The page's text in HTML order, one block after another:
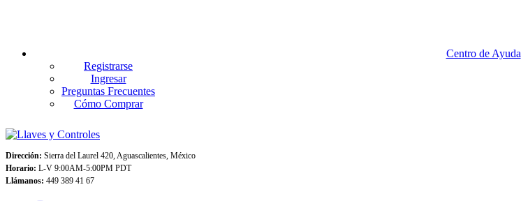
Centro de Ayuda
Registrarse
Ingresar
Preguntas Frecuentes
Cómo Comprar
Dirección: Sierra del Laurel 420, Aguascalientes, México
Horario: L-V 9:00AM-5:00PM PDT
Llámanos: 449 389 41 67